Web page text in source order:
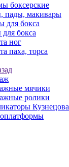
боксерские
пады, макивары
для бокса
бокса
ног
паха, торса
мячики
ролики
Кузнецова